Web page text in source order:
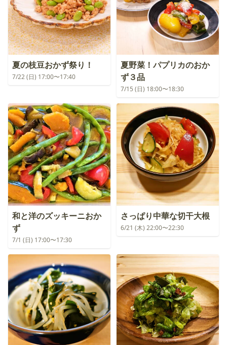
夏の枝豆おかず祭り！
7/22 (日) 17:00〜17:40
夏野菜！パプリカのおか
ず３品
7/15 (日) 18:00〜18:30
和と洋のズッキーニおか
ず
7/1 (日) 17:00〜17:30
さっぱり中華な切干大根
6/21 (木) 22:00〜22:30